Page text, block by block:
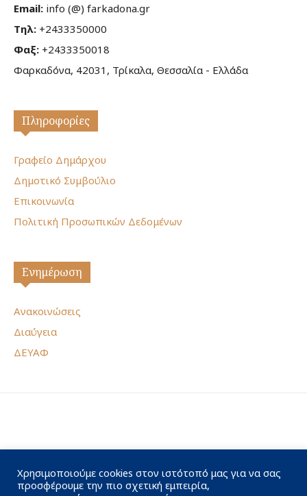
Email: info (@) farkadona.gr
Τηλ: +2433350000
Φαξ: +2433350018
Φαρκαδόνα, 42031, Τρίκαλα, Θεσσαλία - Ελλάδα
Πληροφορίες
Γραφείο Δημάρχου
Δημοτικό Συμβούλιο
Επικοινωνία
Πολιτική Προσωπικών Δεδομένων
Ενημέρωση
Ανακοινώσεις
Διαύγεια
ΔΕΥΑΦ
Χρησιμοποιούμε cookies στον ιστότοπό μας για να σας
προσφέρουμε την πιο σχετική εμπειρία,